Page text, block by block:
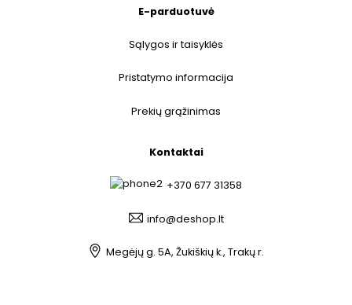
E-parduotuvė
Sąlygos ir taisyklės
Pristatymo informacija
Prekių grąžinimas
Kontaktai
+370 677 31358
info@deshop.lt
Megėjų g. 5A, Žukiškių k., Trakų r.